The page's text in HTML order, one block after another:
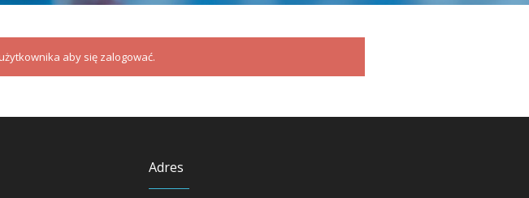
aby się zalogować.
Adres